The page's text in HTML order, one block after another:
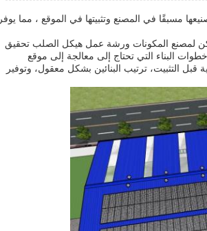
مسبقًا في المصنع وتثبيتها في الموقع ، مما يوفر
لمصنع المكونات ورشة عمل هيكل الصلب تحقيق
البناء التي تحتاج إلى معالجة إلى موقع
التثبيت، ترتيب البنائين بشكل معقول، وتوفير